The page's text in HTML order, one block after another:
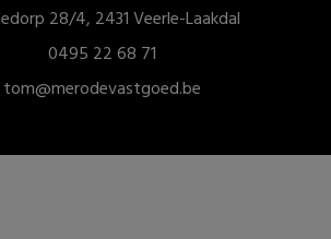
28/4, 2431 Veerle-Laakdal
0495 22 68 71
tom@merodevastgoed.be